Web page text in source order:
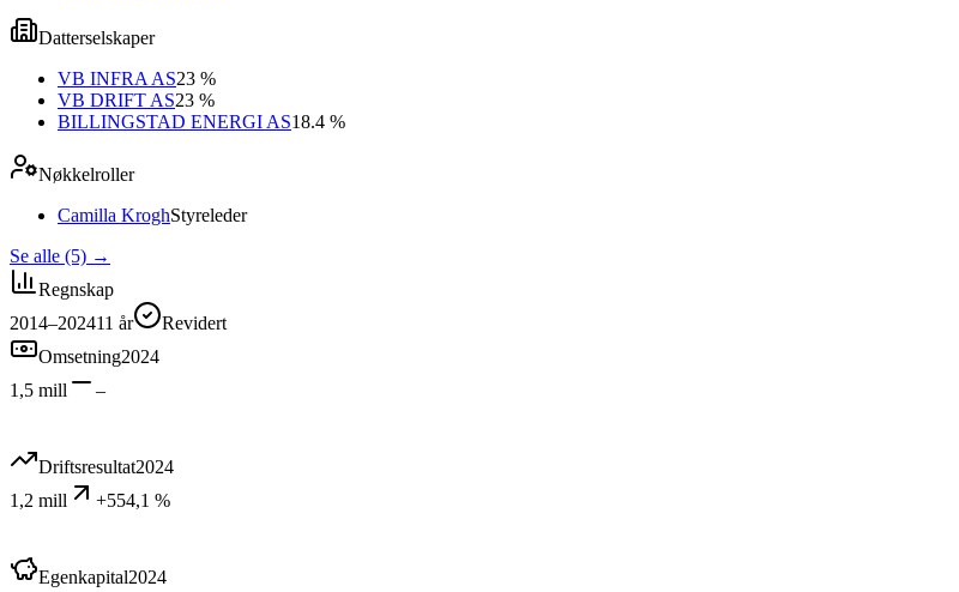
Datterselskaper
VB INFRA AS23 %
VB DRIFT AS23 %
BILLINGSTAD ENERGI AS18.4 %
Nøkkelroller
Camilla KroghStyreleder
Se alle (5) →
Regnskap
2014–202411 år
Revidert
Omsetning2024
1,5 mill
–
Driftsresultat2024
1,2 mill
+554,1 %
Egenkapital2024